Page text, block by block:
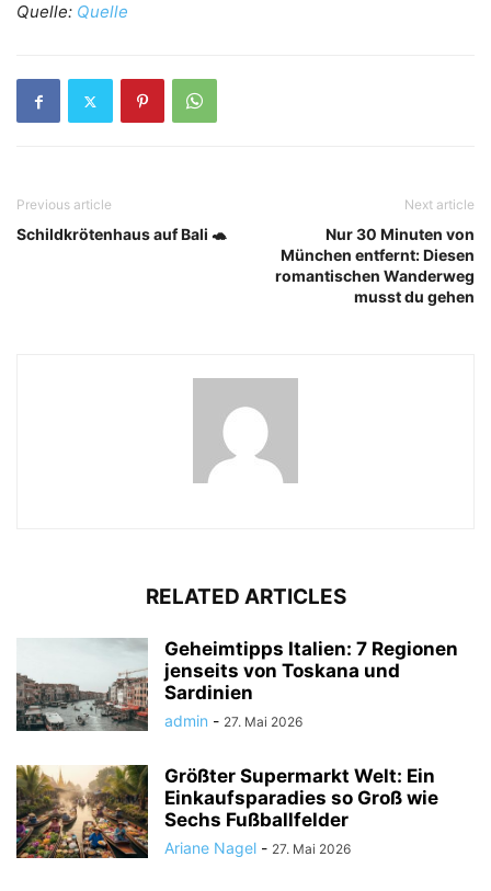
Quelle: Quelle
Previous article
Schildkrötenhaus auf Bali 🐢
Next article
Nur 30 Minuten von
München entfernt: Diesen
romantischen Wanderweg
musst du gehen
RELATED ARTICLES
Geheimtipps Italien: 7 Regionen
jenseits von Toskana und
Sardinien
admin - 27. Mai 2026
Größter Supermarkt Welt: Ein
Einkaufsparadies so Groß wie
Sechs Fußballfelder
Ariane Nagel - 27. Mai 2026